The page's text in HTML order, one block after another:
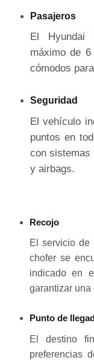
Pasajeros
El Hyundai
máximo de
cómodos
Seguridad
El vehículo
puntos en
con sistemas
y airbags.
Recojo
El servicio de
chofer se
indicado en
garantizar
Punto de
El destino
preferencias